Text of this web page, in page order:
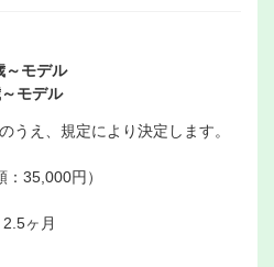
～モデル
モデル
うえ、規定により決定します。
35,000円）
ヶ月